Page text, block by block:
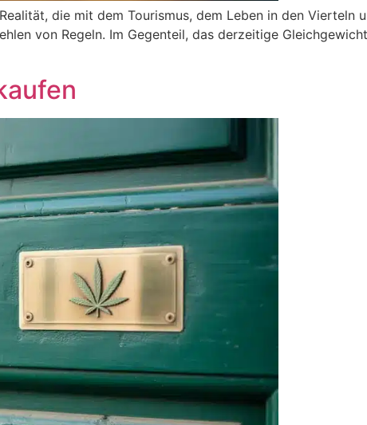
die mit dem Tourismus, dem Leben in den
von Regeln. Im Gegenteil, das derzeitige